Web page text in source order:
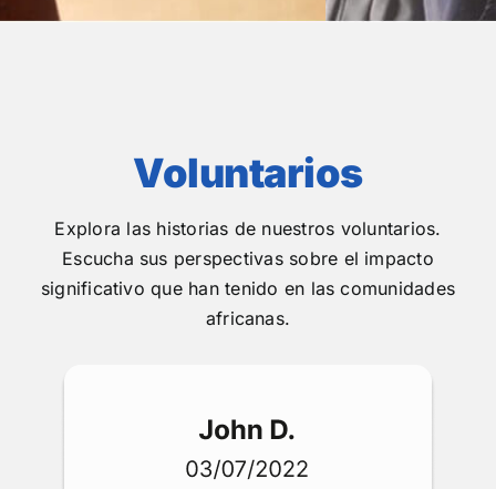
Voluntarios
Explora las historias de nuestros voluntarios.
Escucha sus perspectivas sobre el impacto
significativo que han tenido en las comunidades
africanas.